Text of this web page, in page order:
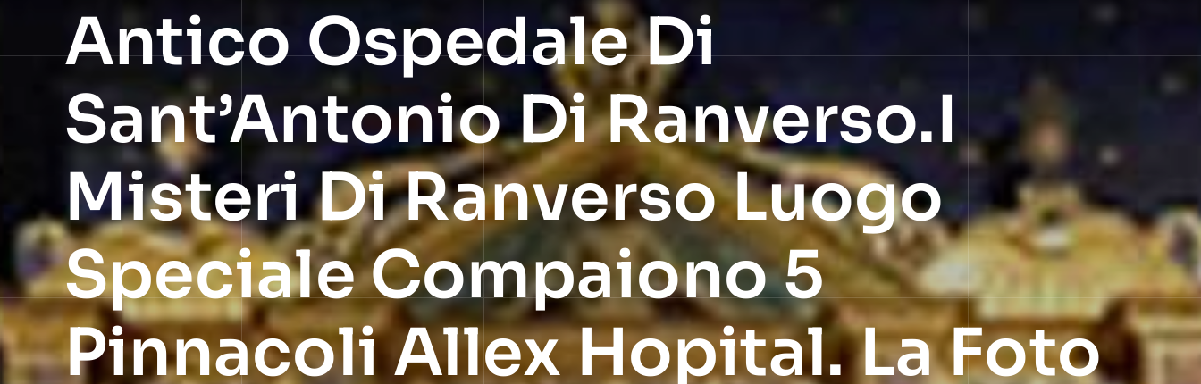
Antico Ospedale Di
Sant’Antonio Di Ranverso.I
Misteri Di Ranverso Luogo
Speciale Compaiono 5
Pinnacoli Allex Hopital. La Foto